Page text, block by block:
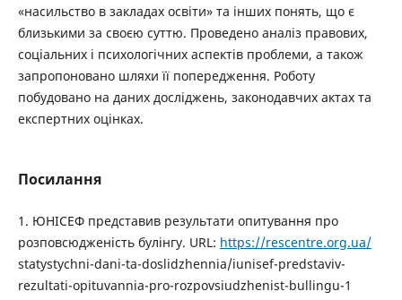
«насильство в закладах освіти» та інших понять, що є
близькими за своєю суттю. Проведено аналіз правових,
соціальних і психологічних аспектів проблеми, а також
запропоновано шляхи її попередження. Роботу
побудовано на даних досліджень, законодавчих актах та
експертних оцінках.
Посилання
1. ЮНІСЕФ представив результати опитування про
розповсюдженість булінгу. URL: https://rescentre.org.ua/
statystychni-dani-ta-doslidzhennia/iunisef-predstaviv-
rezultati-opituvannia-pro-rozpovsiudzhenist-bullingu-1